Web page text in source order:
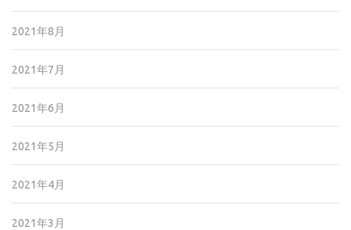
2021年8月
2021年7月
2021年6月
2021年5月
2021年4月
2021年3月